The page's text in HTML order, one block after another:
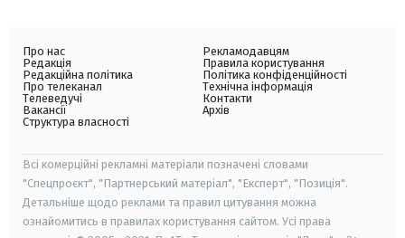
Про нас
Редакція
Редакційна політика
Про телеканал
Телеведучі
Вакансії
Структура власності
Рекламодавцям
Правила користування
Політика конфіденційності
Технічна інформація
Контакти
Архів
Всі комерційні рекламні матеріали позначені словами
"Спецпроєкт", "Партнерський матеріал", "Експерт", "Позиція".
Детальніше щодо реклами та правил цитування можна
ознайомитись в правилах користування сайтом. Усі права